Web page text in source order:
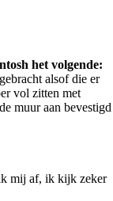
het volgende:
alsof die er
vol zitten met
muur aan bevestigd
mij af, ik kijk zeker